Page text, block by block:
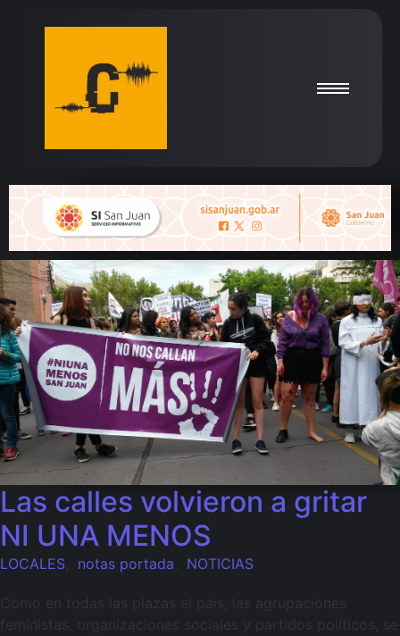
Las calles volvieron a gritar
NI UNA MENOS
LOCALES notas portada NOTICIAS
Como en todas las plazas el país, las agrupaciones
feministas, organizaciones sociales y partidos políticos, se